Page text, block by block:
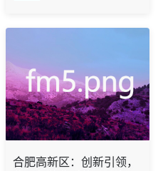
合肥高新区：创新引领，